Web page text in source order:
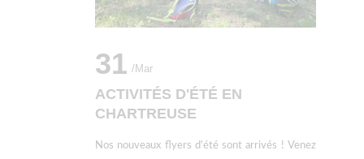
31 /mar
ACTIVITÉS D'ÉTÉ EN
CHARTREUSE
Nos nouveaux flyers d'été sont arrivés ! Venez